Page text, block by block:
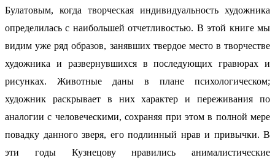
Булатовым, когда творческая индивидуальность художника
определилась с наибольшей отчетливостью. В этой книге мы
видим уже ряд образов, занявших твердое место в творчестве
художника и развернувшихся в последующих гравюрах и
рисунках. Животные даны в плане психологическом;
художник раскрывает в них характер и переживания по
аналогии с человеческими, сохраняя при этом в полной мере
повадку данного зверя, его подлинный нрав и привычки. В
эти годы Кузнецову нравились анималистические